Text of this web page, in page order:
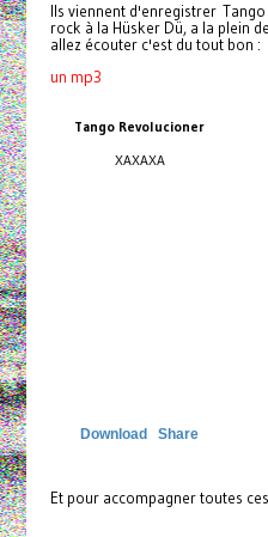
Ils viennent d'enregistrer
rock à la Hüsker Dü, a la plein
allez écouter c'est du tout bon :
un mp3
Tango Revolucioner
XAXAXA
Download Share
Et pour accompagner toutes